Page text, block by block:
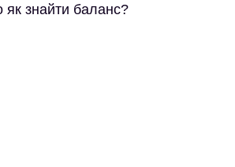
як знайти баланс?